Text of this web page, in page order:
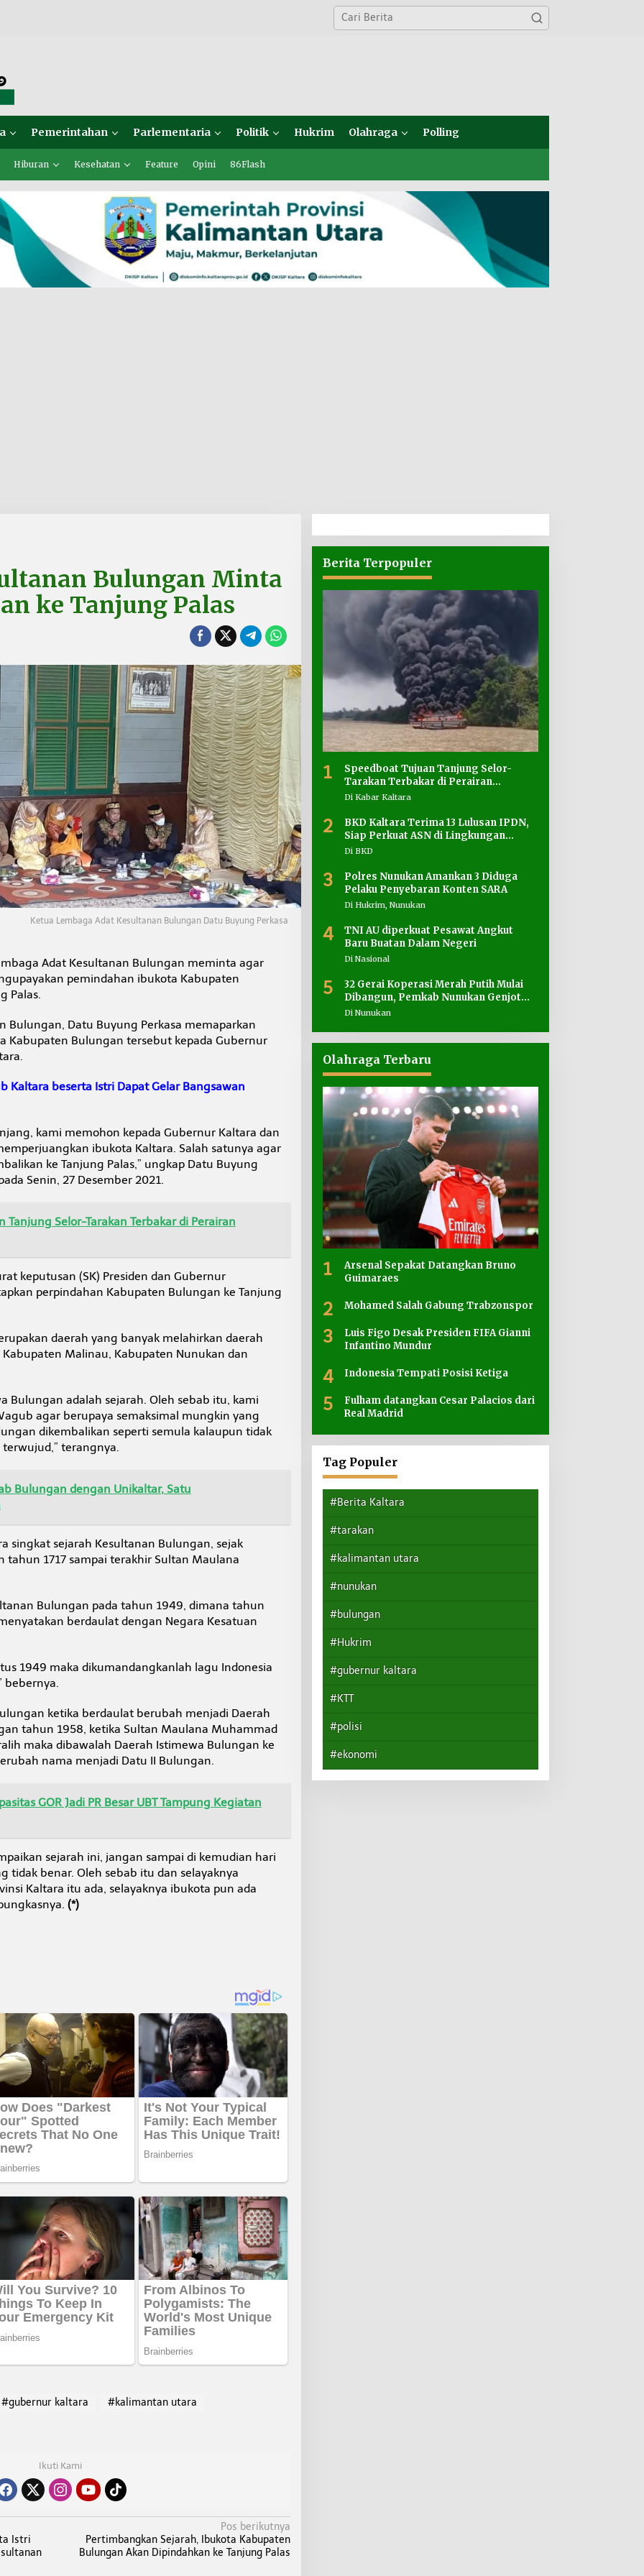
Pemerintahan Parlementaria Politik Hukrim Olahraga Polling
Hiburan Kesehatan Feature Opini 86Flash
Bulungan Minta
ke Tanjung Palas
Ketua Lembaga Adat Kesultanan Bulungan Datu Buyung Perkasa
Adat Kesultanan Bulungan meminta agar
pemindahan ibukota Kabupaten
Palas.
Bulungan, Datu Buyung Perkasa memaparkan
Kabupaten Bulungan tersebut kepada Gubernur
Kaltara beserta Istri Dapat Gelar Bangsawan
kami memohon kepada Gubernur Kaltara dan
ibukota Kaltara. Salah satunya agar
ke Tanjung Palas,” ungkap Datu Buyung
Senin, 27 Desember 2021.
Tanjung Selor-Tarakan Terbakar di Perairan
keputusan (SK) Presiden dan Gubernur
perpindahan Kabupaten Bulungan ke Tanjung
daerah yang banyak melahirkan daerah
Malinau, Kabupaten Nunukan dan
Bulungan adalah sejarah. Oleh sebab itu, kami
agar berupaya semaksimal mungkin yang
dikembalikan seperti semula kalaupun tidak
terangnya.
Bulungan dengan Unikaltar, Satu
singkat sejarah Kesultanan Bulungan, sejak
1717 sampai terakhir Sultan Maulana
Bulungan pada tahun 1949, dimana tahun
berdaulat dengan Negara Kesatuan
1949 maka dikumandangkanlah lagu Indonesia
bebernya.
ketika berdaulat berubah menjadi Daerah
tahun 1958, ketika Sultan Maulana Muhammad
maka dibawalah Daerah Istimewa Bulungan ke
nama menjadi Datu II Bulungan.
GOR Jadi PR Besar UBT Tampung Kegiatan
sejarah ini, jangan sampai di kemudian hari
tidak benar. Oleh sebab itu dan selayaknya
Kaltara itu ada, selayaknya ibukota pun ada
(*)
#gubernur kaltara
#kalimantan utara
Ikuti Kami
Istri
Pos berikutnya
Pertimbangkan Sejarah, Ibukota Kabupaten
Bulungan Akan Dipindahkan ke Tanjung Palas
Berita Terpopuler
1
Speedboat Tujuan Tanjung Selor-
Tarakan Terbakar di Perairan
Salimbatu
Di Kabar Kaltara
2
BKD Kaltara Terima 13 Lulusan IPDN,
Siap Perkuat ASN di Lingkungan
Pemprov
Di BKD
3
Polres Nunukan Amankan 3 Diduga
Pelaku Penyebaran Konten SARA
Di Hukrim, Nunukan
4
TNI AU diperkuat Pesawat Angkut
Baru Buatan Dalam Negeri
Di Nasional
5
32 Gerai Koperasi Merah Putih Mulai
Dibangun, Pemkab Nunukan Genjot
Penyediaan Lahan
Di Nunukan
Olahraga Terbaru
1
Arsenal Sepakat Datangkan Bruno
Guimaraes
2 Mohamed Salah Gabung Trabzonspor
3
Luis Figo Desak Presiden FIFA Gianni
Infantino Mundur
4 Indonesia Tempati Posisi Ketiga
5
Fulham datangkan Cesar Palacios dari
Real Madrid
Tag Populer
#Berita Kaltara
#tarakan
#kalimantan utara
#nunukan
#bulungan
#Hukrim
#gubernur kaltara
#KTT
#polisi
#ekonomi